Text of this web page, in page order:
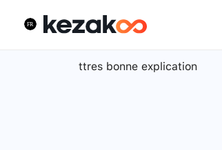
ttres bonne explication